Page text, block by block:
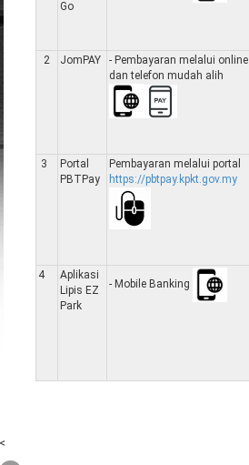
Go
2 JomPAY
- Pembayaran melalui online
dan telefon mudah alih
3
Portal
PBTPay
Pembayaran melalui portal
https://pbtpay.kpkt.gov.my
4
Aplikasi
Lipis EZ
Park
- Mobile Banking
<